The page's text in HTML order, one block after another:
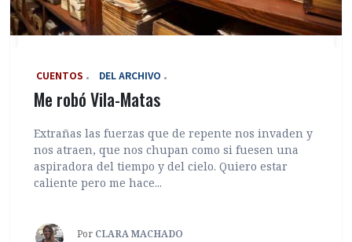
‎ CUENTOS DEL ARCHIVO
Me robó Vila-Matas
Extrañas las fuerzas que de repente nos invaden y
nos atraen, que nos chupan como si fuesen una
aspiradora del tiempo y del cielo. Quiero estar
caliente pero me hace...
Por CLARA MACHADO